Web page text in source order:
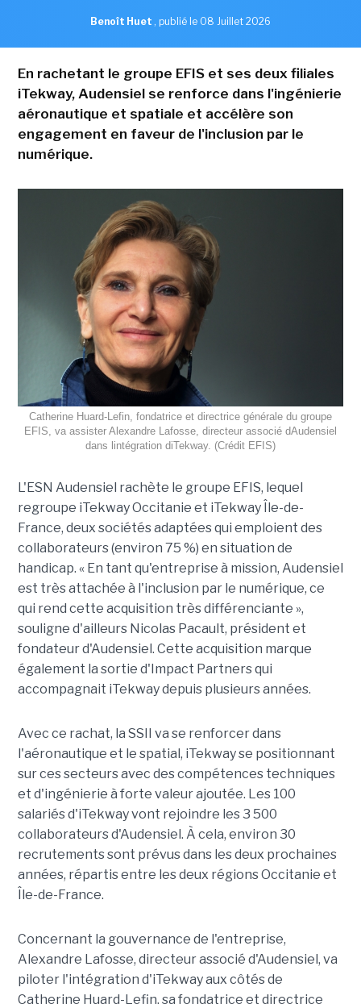
Benoît Huet , publié le 08 Juillet 2026
En rachetant le groupe EFIS et ses deux filiales
iTekway, Audensiel se renforce dans l'ingénierie
aéronautique et spatiale et accélère son
engagement en faveur de l'inclusion par le
numérique.
Catherine Huard-Lefin, fondatrice et directrice générale du groupe
EFIS, va assister Alexandre Lafosse, directeur associé dAudensiel
dans lintégration diTekway. (Crédit EFIS)
L'ESN Audensiel rachète le groupe EFIS, lequel
regroupe iTekway Occitanie et iTekway Île-de-
France, deux sociétés adaptées qui emploient des
collaborateurs (environ 75 %) en situation de
handicap. « En tant qu'entreprise à mission, Audensiel
est très attachée à l'inclusion par le numérique, ce
qui rend cette acquisition très différenciante »,
souligne d'ailleurs Nicolas Pacault, président et
fondateur d'Audensiel. Cette acquisition marque
également la sortie d'Impact Partners qui
accompagnait iTekway depuis plusieurs années.
Avec ce rachat, la SSII va se renforcer dans
l'aéronautique et le spatial, iTekway se positionnant
sur ces secteurs avec des compétences techniques
et d'ingénierie à forte valeur ajoutée. Les 100
salariés d'iTekway vont rejoindre les 3 500
collaborateurs d'Audensiel. À cela, environ 30
recrutements sont prévus dans les deux prochaines
années, répartis entre les deux régions Occitanie et
Île-de-France.
Concernant la gouvernance de l'entreprise,
Alexandre Lafosse, directeur associé d'Audensiel, va
piloter l'intégration d'iTekway aux côtés de
Catherine Huard-Lefin, sa fondatrice et directrice